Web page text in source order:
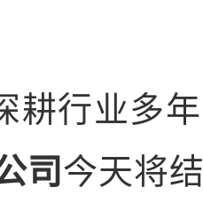
耕行业多
司 今天将